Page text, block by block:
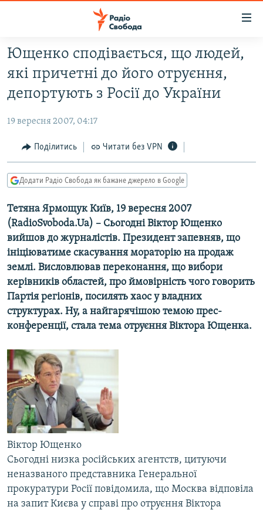
Перейти
до
основного
матеріалу
до
навігації
Перейти
до
РАДІО СВОБОДА – 70 РОКІВ
ВСЕ ЗА ДОБУ
СТАТТІ
ПОЛІТИКА
ЕКОНОМІКА
КУЛЬТУРА
СПОРТ
УКРАЇНА
СВІТ
ВІЙНА
РОСІЙСЬКА «ФІЛЬТРАЦІЯ»
КРИМ.РЕАЛІЇ
ТИ ЯК?
СХЕМИ
КИТАЙ.ВИКЛИКИ
МУЛЬТИМЕДІА
ФОТО
СПЕЦПРОЄКТИ
КРИМ РЕАЛІЇ
РУС
УКР
КТАТ
ДОЛУЧАЙСЯ!
Ющенко сподівається, що людей,
які причетні до його отруєння,
депортують з Росії до України
19 вересня 2007, 04:17
Поділитись Читати без VPN
Додати Радіо Свобода як бажане джерело в Google
Тетяна Ярмощук Київ, 19 вересня 2007
(RadioSvoboda.Ua) – Сьогодні Віктор Ющенко
вийшов до журналістів. Президент запевняв, що
ініціюватиме скасування мораторію на продаж
землі. Висловлював переконання, що вибори
керівників областей, про ймовірність чого говорить
Партія регіонів, посилять хаос у владних
структурах. Ну, а найгарячішою темою прес-
конференції, стала тема отруєння Віктора Ющенка.
Віктор Ющенко
Сьогодні низка російських агентств, цитуючи
неназваного представника Генеральної
прокуратури Росії повідомила, що Москва відповіла
на запит Києва у справі про отруєння Віктора